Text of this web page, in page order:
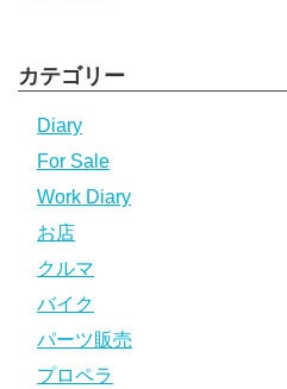
カテゴリー
Diary
For Sale
Work Diary
お店
クルマ
バイク
パーツ販売
プロペラ